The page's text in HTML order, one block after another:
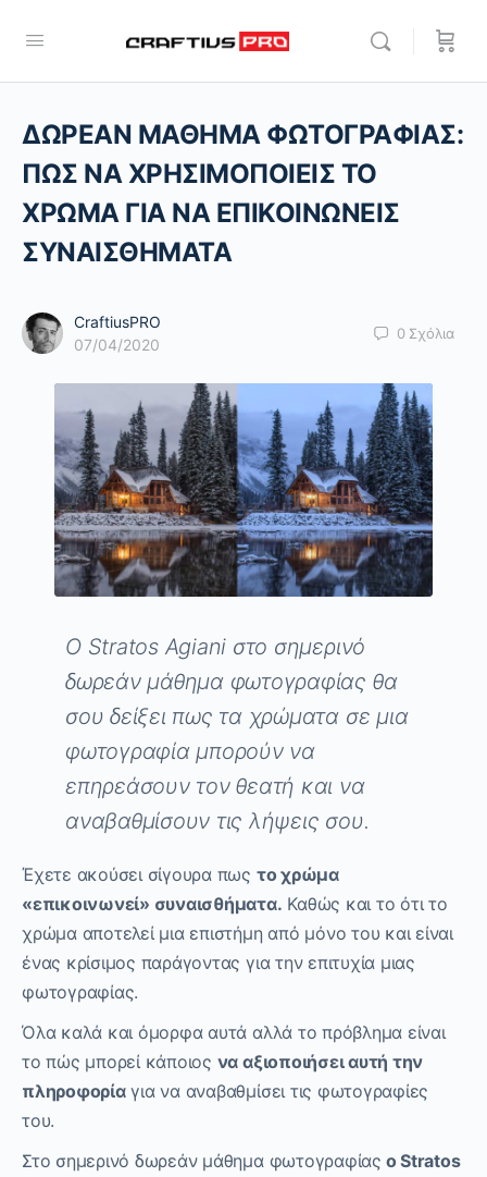
ΔΩΡΕΑΝ ΜΑΘΗΜΑ ΦΩΤΟΓΡΑΦΙΑΣ:
ΠΩΣ ΝΑ ΧΡΗΣΙΜΟΠΟΙΕΙΣ ΤΟ
ΧΡΩΜΑ ΓΙΑ ΝΑ ΕΠΙΚΟΙΝΩΝΕΙΣ
ΣΥΝΑΙΣΘΗΜΑΤΑ
CraftiusPRO
07/04/2020
0 Σχόλια
O Stratos Agiani στο σημερινό
δωρεάν μάθημα φωτογραφίας θα
σου δείξει πως τα χρώματα σε μια
φωτογραφία μπορούν να
επηρεάσουν τον θεατή και να
αναβαθμίσουν τις λήψεις σου.
Έχετε ακούσει σίγουρα πως το χρώμα
«επικοινωνεί» συναισθήματα. Καθώς και το ότι το
χρώμα αποτελεί μια επιστήμη από μόνο του και είναι
ένας κρίσιμος παράγοντας για την επιτυχία μιας
φωτογραφίας.
Όλα καλά και όμορφα αυτά αλλά το πρόβλημα είναι
το πώς μπορεί κάποιος να αξιοποιήσει αυτή την
πληροφορίαγια να αναβαθμίσει τις φωτογραφίες
του.
Στο σημερινό δωρεάν μάθημα φωτογραφίας o Stratos